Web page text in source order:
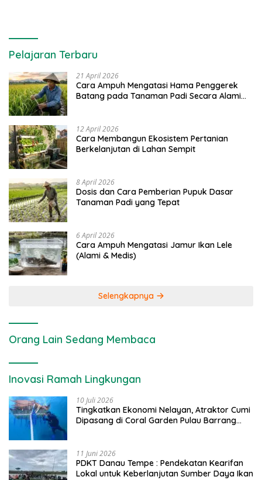
Pelajaran Terbaru
21 April 2026
Cara Ampuh Mengatasi Hama Penggerek
Batang pada Tanaman Padi Secara Alami
12 April 2026
Cara Membangun Ekosistem Pertanian
Berkelanjutan di Lahan Sempit
8 April 2026
Dosis dan Cara Pemberian Pupuk Dasar
Tanaman Padi yang Tepat
6 April 2026
Cara Ampuh Mengatasi Jamur Ikan Lele
(Alami & Medis)
Selengkapnya
Orang Lain Sedang Membaca
Inovasi Ramah Lingkungan
10 Juli 2026
Tingkatkan Ekonomi Nelayan, Atraktor Cumi
Dipasang di Coral Garden Pulau Barrang
11 Juni 2026
PDKT Danau Tempe : Pendekatan Kearifan
Lokal untuk Keberlanjutan Sumber Daya Ikan